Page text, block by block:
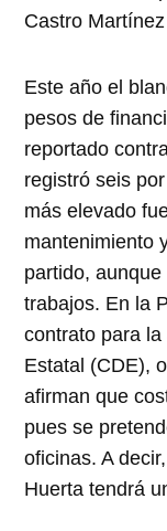
Castro
Este año el
pesos de
reportado
registró seis
más elevado
mantenimiento
partido,
trabajos. En la
contrato para
Estatal (CDE),
afirman que
pues se
oficinas. A
Huerta tendrá